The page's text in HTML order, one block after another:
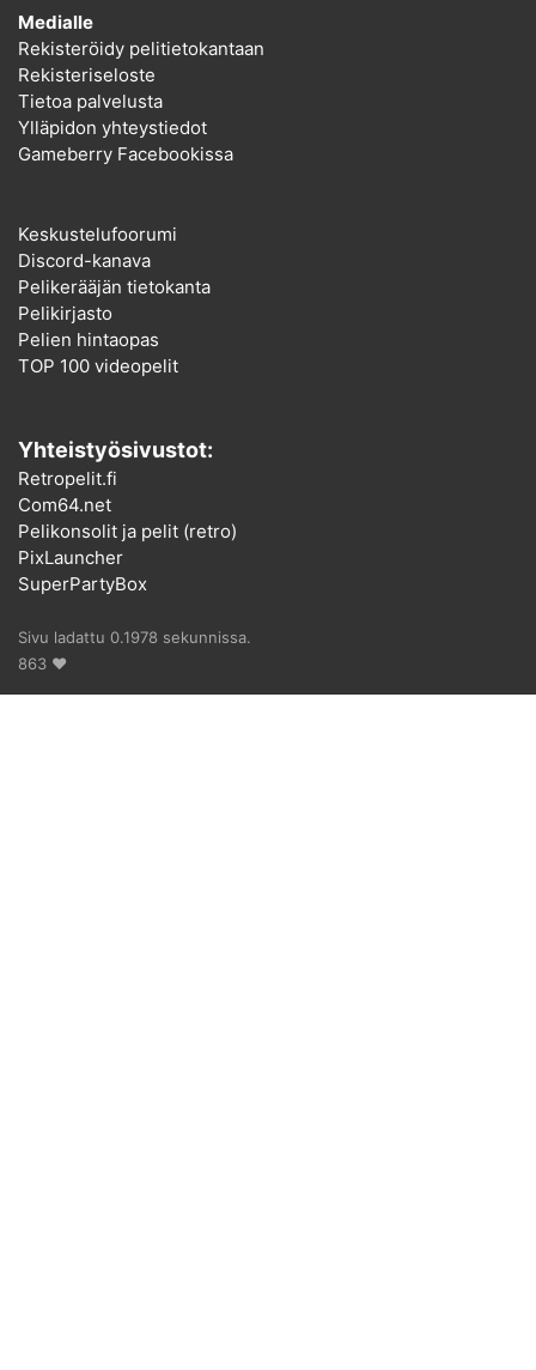
Medialle
Rekisteröidy pelitietokantaan
Rekisteriseloste
Tietoa palvelusta
Ylläpidon yhteystiedot
Gameberry Facebookissa
Keskustelufoorumi
Discord-kanava
Pelikerääjän tietokanta
Pelikirjasto
Pelien hintaopas
TOP 100 videopelit
Yhteistyösivustot:
Retropelit.fi
Com64.net
Pelikonsolit ja pelit (retro)
PixLauncher
SuperPartyBox
Sivu ladattu 0.1978 sekunnissa.
863 ♥